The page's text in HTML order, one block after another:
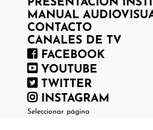
PRESENTACIÓN
MANUAL
CONTACTO
CANALES DE TV
FACEBOOK
YOUTUBE
TWITTER
INSTAGRAM
Seleccionar página